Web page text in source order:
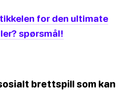
for den ultimate
spørsmål!
brettspill som kan